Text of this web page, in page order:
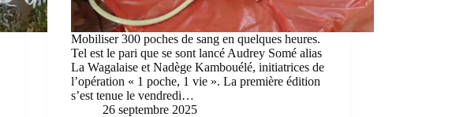
Mobiliser 300 poches de sang en quelques heures.
Tel est le pari que se sont lancé Audrey Somé alias
La Wagalaise et Nadège Kambouélé, initiatrices de
l’opération « 1 poche, 1 vie ». La première édition
s’est tenue le vendredi…
26 septembre 2025